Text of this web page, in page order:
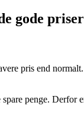
gode priser
pris end
penge.